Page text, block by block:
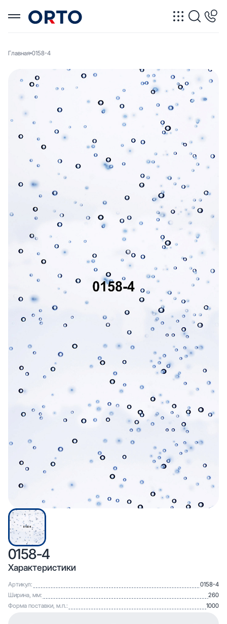
Главная 0158-4
0158-4
Характеристики
Артикул:
0158-4
Ширина, мм:
260
Форма поставки, м.п.:
1000